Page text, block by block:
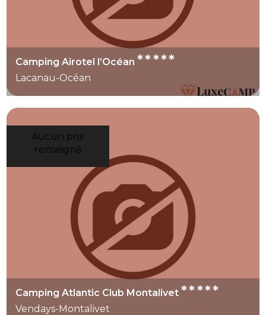
Camping Airotel l’Océan*****
Lacanau-Océan
Aucun prix
renseigné
Camping Atlantic Club Montalivet*****
Vendays-Montalivet